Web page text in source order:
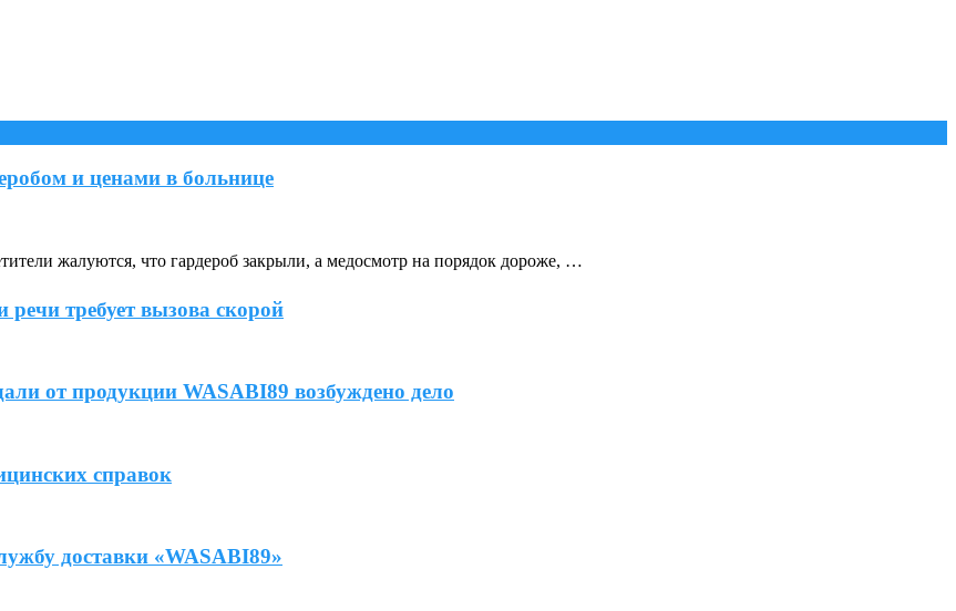
и ценами в больнице
жалуются, что гардероб закрыли, а медосмотр на порядок дороже, …
требует вызова скорой
от продукции WASABI89 возбуждено дело
справок
доставки «WASABI89»